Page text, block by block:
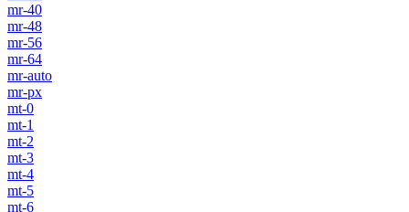
mr-40
mr-48
mr-56
mr-64
mr-auto
mr-px
mt-0
mt-1
mt-2
mt-3
mt-4
mt-5
mt-6